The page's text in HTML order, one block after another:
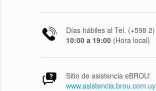
Días hábiles al Tel. (+598 2)
10:00 a 19:00(Hora local)
Sitio de asistencia eBROU:
www.asistencia.brou.com.uy